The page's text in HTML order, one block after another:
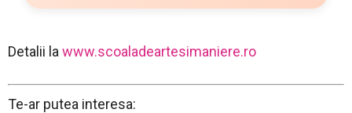
Detalii la www.scoaladeartesimaniere.ro
Te-ar putea interesa: